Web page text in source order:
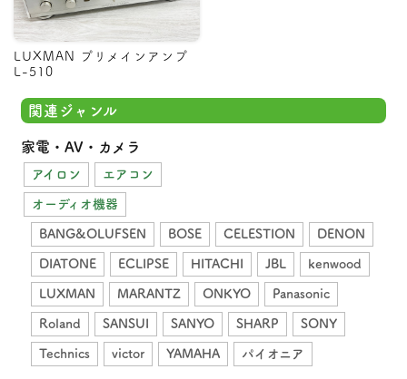
LUXMAN プリメインアンプ
L-510
関連ジャンル
家電・AV・カメラ
アイロン エアコン
オーディオ機器
BANG&OLUFSEN BOSE CELESTION DENON
DIATONE ECLIPSE HITACHI JBL kenwood
LUXMAN MARANTZ ONKYO Panasonic
Roland SANSUI SANYO SHARP SONY
Technics victor YAMAHA パイオニア